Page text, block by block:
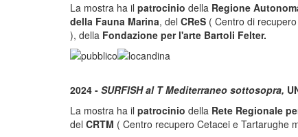
La mostra ha il patrocinio della Regione
della Fauna Marina, del CReS ( Centro di
), della Fondazione per l'arte Bartoli Felter.
2024 - SURFISH al T Mediterraneo sottosopra,
La mostra ha il patrocinio della Rete Regionale
del CRTM ( Centro recupero Cetacei e Tartarughe